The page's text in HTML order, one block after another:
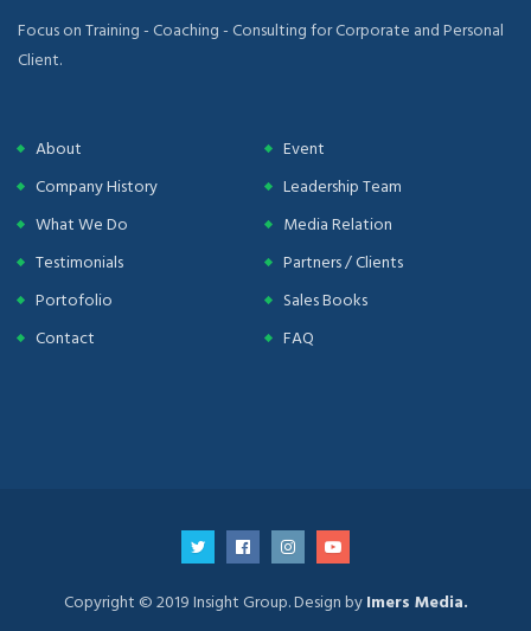
Focus on Training - Coaching - Consulting for Corporate and Personal
Client.
About
Event
Company History
Leadership Team
What We Do
Media Relation
Testimonials
Partners / Clients
Portofolio
Sales Books
Contact
FAQ
Copyright © 2019 Insight Group. Design byImers Media.